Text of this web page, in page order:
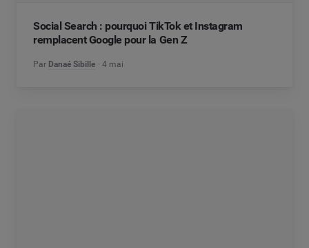
Social Search : pourquoi TikTok et Instagram
remplacent Google pour la Gen Z
Par Danaé Sibille 4 mai